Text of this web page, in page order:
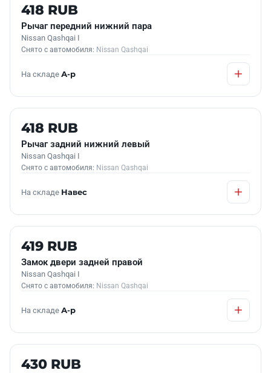
Б/У В НАЛИЧИИ
418 RUB
Рычаг передний нижний пара
Nissan Qashqai I
Снято с автомобиля: Nissan Qashqai
На складе А-р
Б/У В НАЛИЧИИ
418 RUB
Рычаг задний нижний левый
Nissan Qashqai I
Снято с автомобиля: Nissan Qashqai
На складе Навес
Б/У В НАЛИЧИИ
419 RUB
Замок двери задней правой
Nissan Qashqai I
Снято с автомобиля: Nissan Qashqai
На складе А-р
Б/У В НАЛИЧИИ
430 RUB